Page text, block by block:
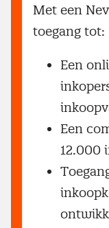
Met een
toegang tot:
Een
Een
12.000